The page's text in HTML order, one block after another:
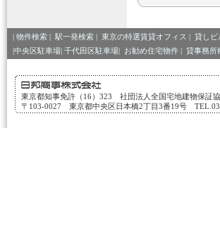
| 物件検索 | 駅一発検索 | 東京の特選賃貸オフィス | 貸しビ
|中央区駐車場| 千代田区駐車場| お勧め住宅物件 | 貸事務所
東京都知事免許（16）323 社団法人全国宅地建物保証
〒103-0027 東京都中央区日本橋2丁目3番19号